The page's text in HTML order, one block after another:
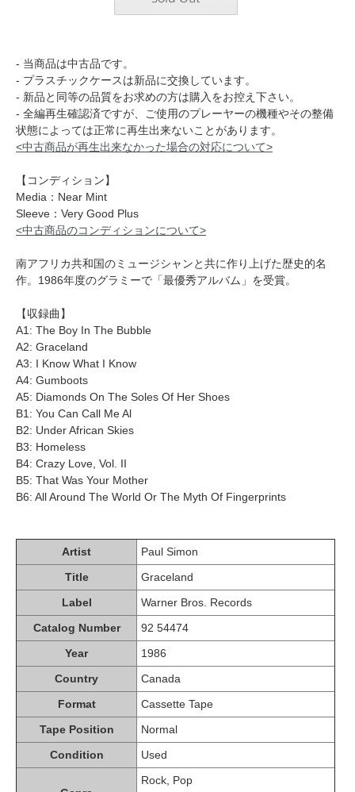
- 当商品は中古品です。
- プラスチックケースは新品に交換しています。
- 新品と同等の品質をお求めの方は購入をお控え下さい。
- 全編再生確認済ですが、ご使用のプレーヤーの機種やその整備
状態によっては正常に再生出来ないことがあります。
<中古商品が再生出来なかった場合の対応について>
【コンディション】
Media：Near Mint
Sleeve：Very Good Plus
<中古商品のコンディションについて>
南アフリカ共和国のミュージシャンと共に作り上げた歴史的名
作。1986年度のグラミーで「最優秀アルバム」を受賞。
【収録曲】
A1: The Boy In The Bubble
A2: Graceland
A3: I Know What I Know
A4: Gumboots
A5: Diamonds On The Soles Of Her Shoes
B1: You Can Call Me Al
B2: Under African Skies
B3: Homeless
B4: Crazy Love, Vol. II
B5: That Was Your Mother
B6: All Around The World Or The Myth Of Fingerprints
Artist
Paul Simon
Title
Graceland
Label
Warner Bros. Records
Catalog Number
92 54474
Year
1986
Country
Canada
Format
Cassette Tape
Tape Position
Normal
Condition
Used
Rock, Pop